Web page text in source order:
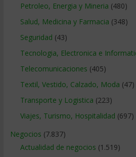
Petroleo, Energia y Mineria (480)
Salud, Medicina y Farmacia (348)
Seguridad (43)
Tecnologia, Electronica e
Telecomunicaciones (405)
Textil, Vestido, Calzado, Moda (47)
Transporte y Logistica (223)
Viajes, Turismo, Hospitalidad (697)
Negocios (7.837)
Actualidad de negocios (1.519)